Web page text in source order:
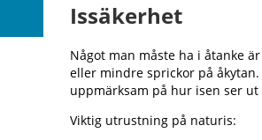
Issäkerhet
Något man måste ha i åtanke
eller mindre sprickor på
uppmärksam på hur isen ser
Viktig utrustning på naturis: